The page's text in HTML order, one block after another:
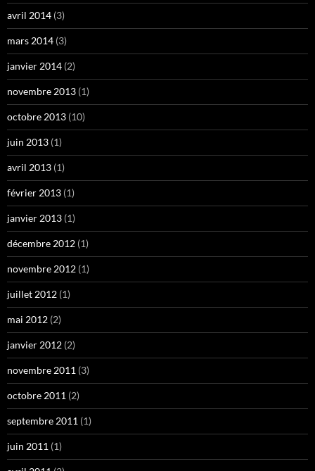
avril 2014 (3)
mars 2014 (3)
janvier 2014 (2)
novembre 2013 (1)
octobre 2013 (10)
juin 2013 (1)
avril 2013 (1)
février 2013 (1)
janvier 2013 (1)
décembre 2012 (1)
novembre 2012 (1)
juillet 2012 (1)
mai 2012 (2)
janvier 2012 (2)
novembre 2011 (3)
octobre 2011 (2)
septembre 2011 (1)
juin 2011 (1)